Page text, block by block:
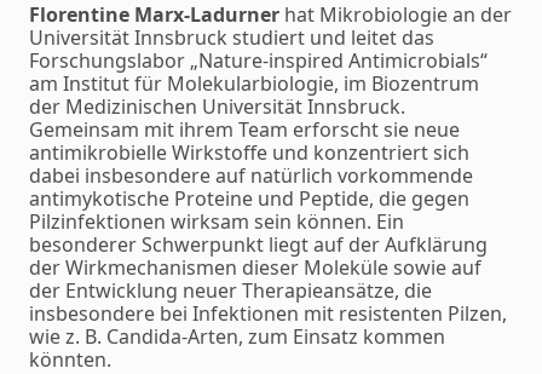
Florentine Marx-Ladurner hat Mikrobiologie an der
Universität Innsbruck studiert und leitet das
Forschungslabor „Nature-inspired Antimicrobials“
am Institut für Molekularbiologie, im Biozentrum
der Medizinischen Universität Innsbruck.
Gemeinsam mit ihrem Team erforscht sie neue
antimikrobielle Wirkstoffe und konzentriert sich
dabei insbesondere auf natürlich vorkommende
antimykotische Proteine und Peptide, die gegen
Pilzinfektionen wirksam sein können. Ein
besonderer Schwerpunkt liegt auf der Aufklärung
der Wirkmechanismen dieser Moleküle sowie auf
der Entwicklung neuer Therapieansätze, die
insbesondere bei Infektionen mit resistenten Pilzen,
wie z. B. Candida-Arten, zum Einsatz kommen
könnten.